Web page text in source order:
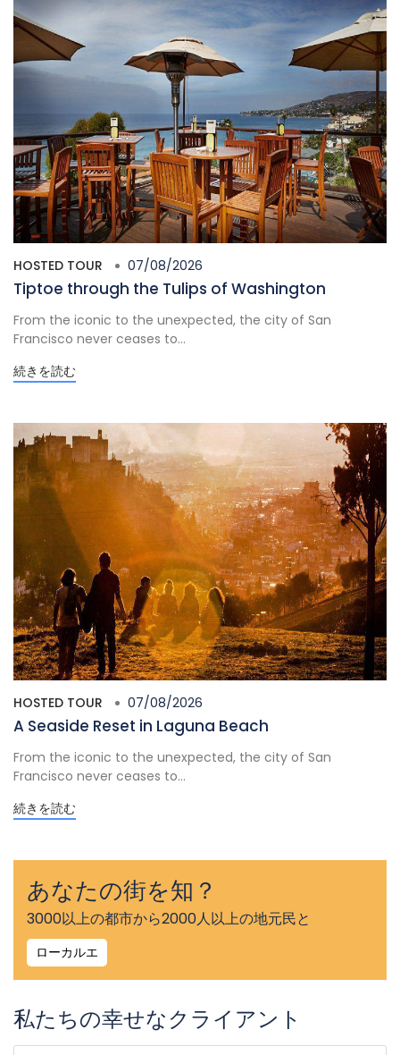
HOSTED TOUR 07/08/2026
Tiptoe through the Tulips of Washington
From the iconic to the unexpected, the city of San
Francisco never ceases to...
続きを読む
HOSTED TOUR 07/08/2026
A Seaside Reset in Laguna Beach
From the iconic to the unexpected, the city of San
Francisco never ceases to...
続きを読む
あなたの街を知？
3000以上の都市から2000人以上の地元民と
ローカルエ
私たちの幸せなクライアント